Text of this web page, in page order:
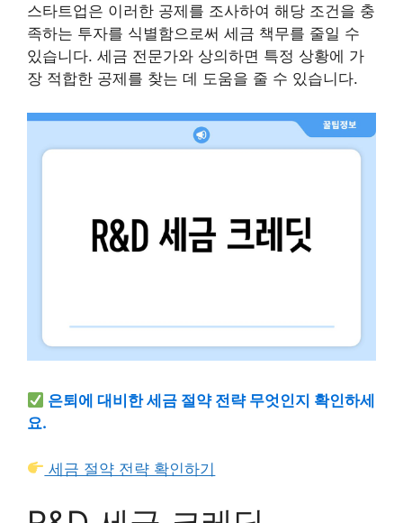
스타트업은 이러한 공제를 조사하여 해당 조건을 충
족하는 투자를 식별함으로써 세금 책무를 줄일 수
있습니다. 세금 전문가와 상의하면 특정 상황에 가
장 적합한 공제를 찾는 데 도움을 줄 수 있습니다.
은퇴에 대비한 세금 절약 전략 무엇인지 확인하세
요.
세금 절약 전략 확인하기